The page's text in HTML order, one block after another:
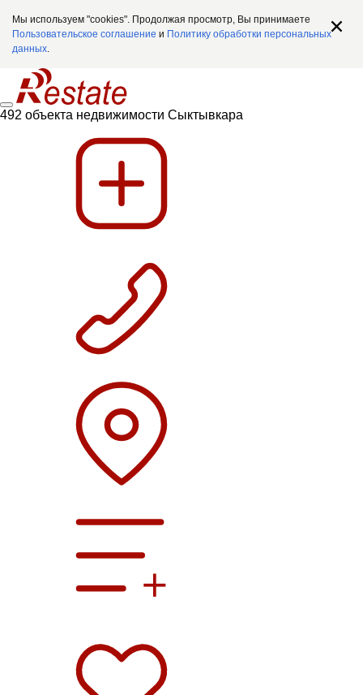
Мы используем "cookies". Продолжая просмотр, Вы принимаете
Пользовательское соглашение и Политику обработки персональных
данных.
492 объекта недвижимости Сыктывкара